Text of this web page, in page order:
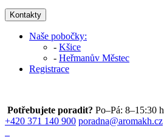
Kontakty
Naše pobočky:
- Kšice
- Heřmanův Městec
Registrace
Potřebujete poradit? Po–Pá: 8–15:30 h
+420 371 140 900 poradna@aromakh.cz